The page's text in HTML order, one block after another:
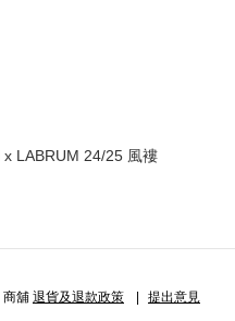
x LABRUM 24/25 風褸
商舖 退貨及退款政策 提出意見